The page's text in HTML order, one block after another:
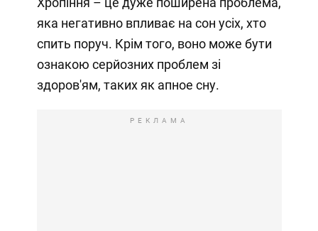
яка негативно впливає на сон усіх, хто
спить поруч. Крім того, воно може бути
ознакою серйозних проблем зі
здоров'ям, таких як апное сну.
РЕКЛАМА